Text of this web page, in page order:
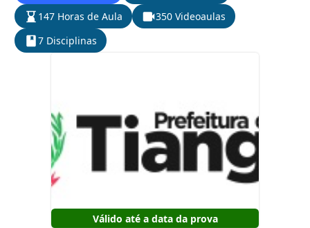
147 Horas de Aula
350 Videoaulas
7 Disciplinas
Válido até a data da prova